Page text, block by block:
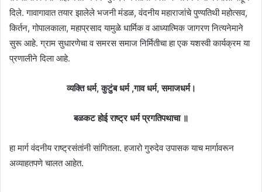
दिले. गावागावात तयार झालेले भजनी मंडळ, वंदनीय महाराजांचे पुण्यतिथी महोत्सव,
किर्तन, गोपालकाला, महाप्रसाद यामुळे धार्मिक व आध्यात्मिक जागरण नित्यनेमाने
सुरू आहे. ग्राम सुधारणेचा व समरस समाज निर्मितीचा हा एक यशस्वी कार्यक्रम या
प्रणालीने दिला आहे.
व्यक्ति धर्म, कुटुंब धर्म ,गाव धर्म, समाजधर्म।
बळकट होई राष्ट्र धर्म प्रगतिपथाचा ॥
हा मार्ग वंदनीय राष्ट्रसंतांनी सांगितला. हजारो गुरुदेव उपासक याच मार्गावरून
अव्याहतपणे चालत आहेत.